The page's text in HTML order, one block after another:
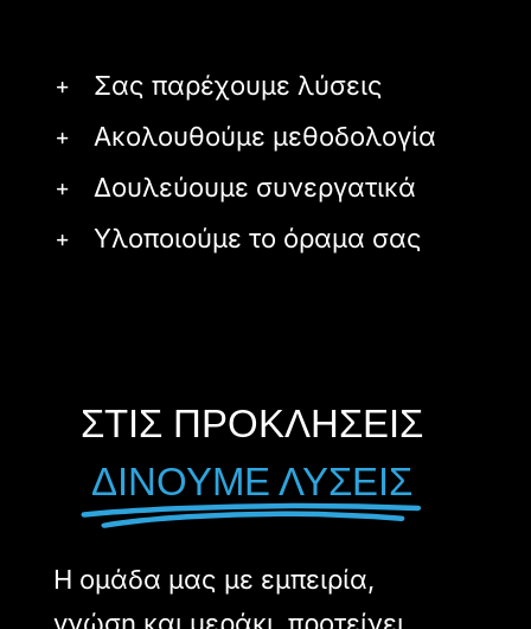
Σας παρέχουμε λύσεις
Ακολουθούμε μεθοδολογία
Δουλεύουμε συνεργατικά
Υλοποιούμε το όραμα σας
ΣΤΙΣ ΠΡΟΚΛΗΣΕΙΣ
ΔΙΝΟΥΜΕ ΛΥΣΕΙΣ
Η ομάδα μας με εμπειρία,